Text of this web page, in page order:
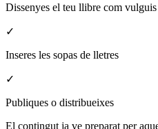
Dissenyes el teu llibre com vulguis
✓
Inseres les sopas de lletres
✓
Publiques o distribueixes
El contingut ja ve preparat per